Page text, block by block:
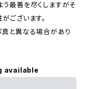
最善を尽くしますがそ
ございます。
と異なる場合があり
available